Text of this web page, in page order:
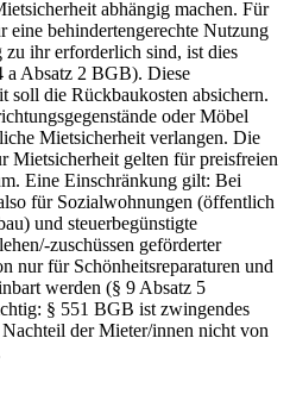
abhängig machen. Für
eine behindertengerechte Nutzung
ihr erforderlich sind, ist dies
a Absatz 2 BGB). Diese
soll die Rückbaukosten absichern.
oder Möbel
Mietsicherheit verlangen. Die
Mietsicherheit gelten für preisfreien
Eine Einschränkung gilt: Bei
für Sozialwohnungen (öffentlich
und steuerbegünstigte
zuschüssen geförderter
nur für Schönheitsreparaturen und
werden (§ 9 Absatz 5
§ 551 BGB ist zwingendes
der Mieter/innen nicht von